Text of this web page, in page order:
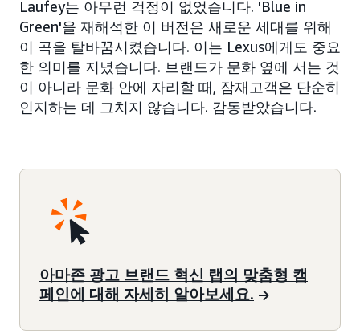
Laufey는 아무런 걱정이 없었습니다. 'Blue in
Green'을 재해석한 이 버전은 새로운 세대를 위해
이 곡을 탈바꿈시켰습니다. 이는 Lexus에게도 중요
한 의미를 지녔습니다. 브랜드가 문화 옆에 서는 것
이 아니라 문화 안에 자리할 때, 잠재고객은 단순히
인지하는 데 그치지 않습니다. 감동받았습니다.
아마존 광고 브랜드 혁신 랩의 맞춤형 캠
페인에 대해 자세히 알아보세요.